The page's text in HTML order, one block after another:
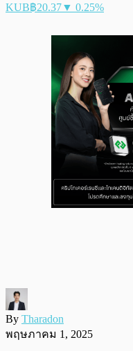
KUB฿20.37▼ 0.25%
By Tharadon
พฤษภาคม 1, 2025